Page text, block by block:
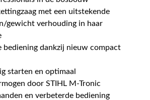
met een uitstekende
gewicht verhouding in haar
bediening dankzij nieuw compact
starten en optimaal
door STIHL M-Tronic
en verbeterde bediening